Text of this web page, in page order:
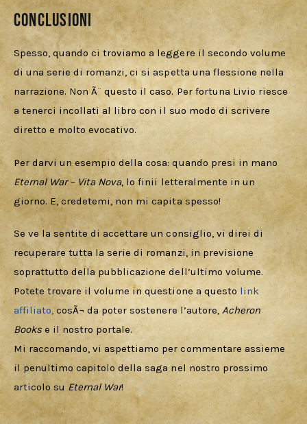
Conclusioni
Spesso, quando ci troviamo a leggere il secondo volume
di una serie di romanzi, ci si aspetta una flessione nella
narrazione. Non Ã¨ questo il caso. Per fortuna Livio riesce
a tenerci incollati al libro con il suo modo di scrivere
diretto e molto evocativo.
Per darvi un esempio della cosa: quando presi in mano
Eternal War – Vita Nova, lo finii letteralmente in un
giorno. E, credetemi, non mi capita spesso!
Se ve la sentite di accettare un consiglio, vi direi di
recuperare tutta la serie di romanzi, in previsione
soprattutto della pubblicazione dell’ultimo volume.
Potete trovare il volume in questione a questo link
affiliato, cosÃ¬ da poter sostenere l’autore, Acheron
Books e il nostro portale.
Mi raccomando, vi aspettiamo per commentare assieme
il penultimo capitolo della saga nel nostro prossimo
articolo su Eternal War!